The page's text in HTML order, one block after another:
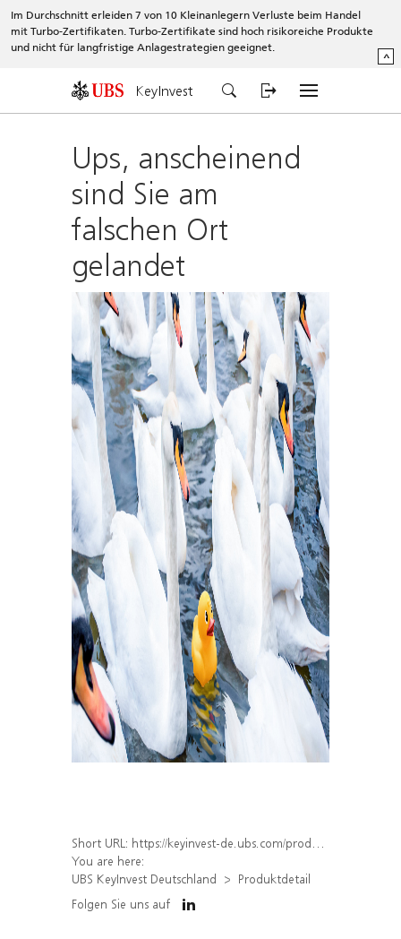
Im Durchschnitt erleiden 7 von 10 Kleinanlegern Verluste beim Handel
mit Turbo-Zertifikaten. Turbo-Zertifikate sind hoch risikoreiche Produkte
und nicht für langfristige Anlagestrategien geeignet.
^
KeyInvest
Ups, anscheinend
sind Sie am
falschen Ort
gelandet
Short URL: https://keyinvest-de.ubs.com/produkt/detail/index/isin/DE000WA645A5
You are here:
UBS KeyInvest Deutschland
Produktdetail
Folgen Sie uns auf